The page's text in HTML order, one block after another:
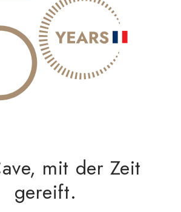
mit der Zeit
gereift.